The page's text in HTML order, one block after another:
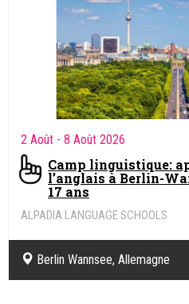
2 Août - 8 Août 2026
Camp linguistique:
l’anglais à Berlin-
17 ans
ALPADIA LANGUAGE SCHOOLS
Berlin Wannsee, Allemagne